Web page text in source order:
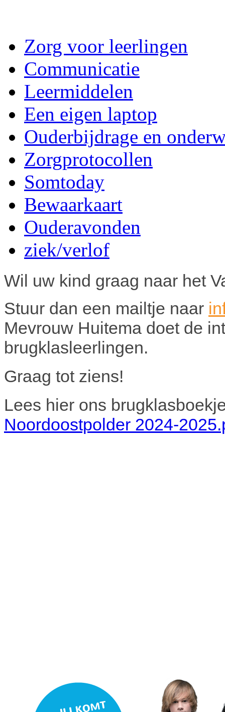
Zorg voor leerlingen
Communicatie
Leermiddelen
Een eigen laptop
Ouderbijdrage en
Zorgprotocollen
Somtoday
Bewaarkaart
Ouderavonden
ziek/verlof
Wil uw kind graag naar het
Stuur dan een mailtje naar
Mevrouw Huitema doet de
brugklasleerlingen.
Graag tot ziens!
Lees hier ons
Noordoostpolder 2024-